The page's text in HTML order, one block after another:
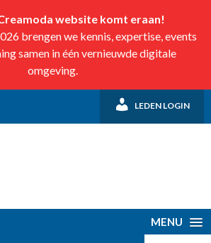
website komt eraan!
brengen we kennis, expertise, events
samen in één vernieuwde digitale
omgeving.
LEDEN LOGIN
MENU